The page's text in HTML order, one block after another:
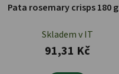
Pata rosemary crisps 180 g
Skladem v IT
91,31 Kč